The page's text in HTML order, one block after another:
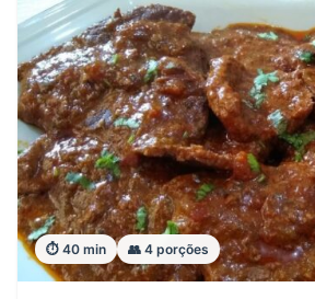
⏱️ 40 min 👥 4 porções